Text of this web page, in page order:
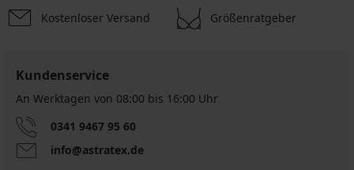
Bambus-
Pants
Petrol
Blue
II
Bambus-
Pants
Black
nahtlos
Nahtlose
Pants
Boxershorts
Tender
Retro
3
Pack
von
Boxershorts
3er-
PACK
Boxershorts
Jasper
3er-
PACK
Boxer
MEN-
3er-
PACK
Boxershorts
Ralph
Kostenloser Versand Größenratgeber
Kundenservice
An Werktagen von 08:00 bis 16:00 Uhr
0341 9467 95 60
info@astratex.de